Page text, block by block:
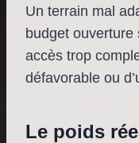
Un terrain mal
budget ouverture
accès trop
défavorable ou
Le poids